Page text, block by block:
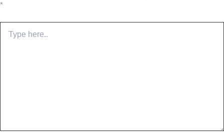
*
here..